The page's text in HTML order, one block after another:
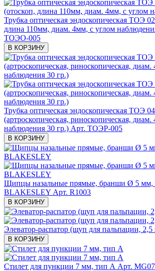
Трубка оптическая эндоскопическая ТОЭ
длина 110мм, диам. 4мм, с углом
ТОЭО-005
В КОРЗИНУ
Трубка оптическая эндоскопическая ТОЭ
(артроскопическая, риноскопическая,
наблюдения 30 гр.) Арт. ТОЭР-005
В КОРЗИНУ
Щипцы назальные прямые, бранши Ø 5 мм,
BLAKESLEY Арт. R1003
В КОРЗИНУ
Элеватор-распатор (щуп для пальпации,
В КОРЗИНУ
Стилет для пункции 7 мм, тип А Арт.